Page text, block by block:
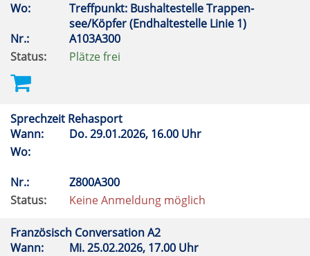
Wo:
Treffpunkt: Bushaltestelle Trappen-
see/Köpfer (Endhaltestelle Linie 1)
Nr.:
A103A300
Status:
Plätze frei
Sprechzeit Rehasport
Wann:
Do.29.01.2026, 16.00 Uhr
Wo:
Nr.:
Z800A300
Status:
Keine Anmeldung möglich
Französisch Conversation A2
Wann:
Mi.25.02.2026, 17.00 Uhr